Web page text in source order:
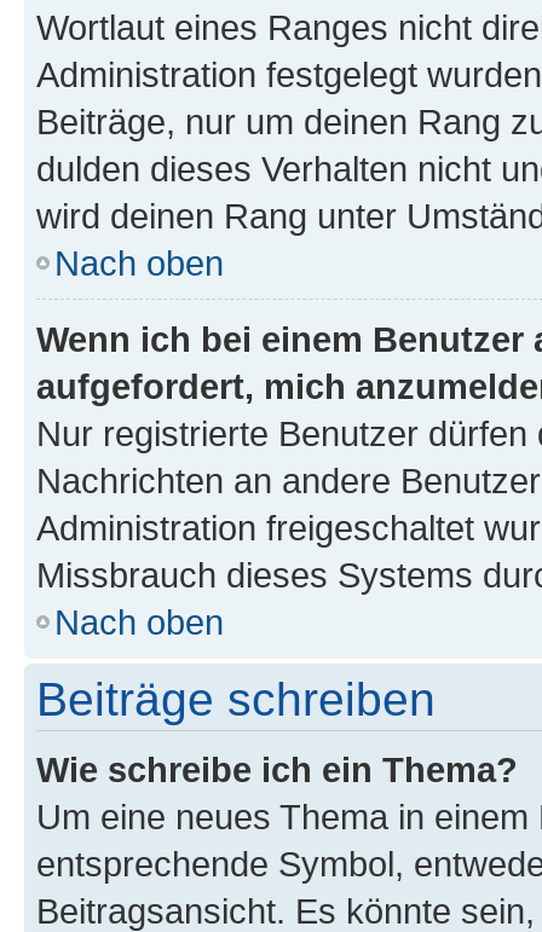
Wortlaut eines Ranges nicht
Administration festgelegt
Beiträge, nur um deinen Rang
dulden dieses Verhalten nicht
wird deinen Rang unter
Nach oben
Wenn ich bei einem
aufgefordert, mich
Nur registrierte Benutzer
Nachrichten an andere
Administration freigeschaltet
Missbrauch dieses Systems
Nach oben
Beiträge schreiben
Wie schreibe ich ein Thema?
Um eine neues Thema in
entsprechende Symbol,
Beitragsansicht. Es könnte